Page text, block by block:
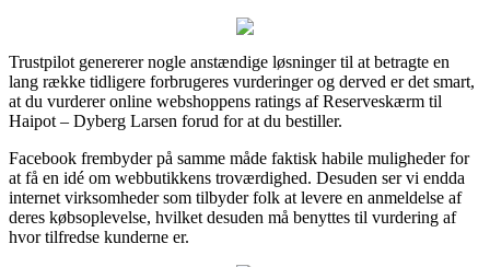
Trustpilot genererer nogle anstændige løsninger til at betragte en
lang række tidligere forbrugeres vurderinger og derved er det smart,
at du vurderer online webshoppens ratings af Reserveskærm til
Haipot – Dyberg Larsen forud for at du bestiller.
Facebook frembyder på samme måde faktisk habile muligheder for
at få en idé om webbutikkens troværdighed. Desuden ser vi endda
internet virksomheder som tilbyder folk at levere en anmeldelse af
deres købsoplevelse, hvilket desuden må benyttes til vurdering af
hvor tilfredse kunderne er.